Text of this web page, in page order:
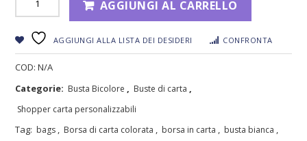
AGGIUNGI AL CARRELLO
AGGIUNGI ALLA LISTA DEI DESIDERI CONFRONTA
COD: N/A
Categorie: Busta Bicolore , Buste di carta ,
Shopper carta personalizzabili
Tag: bags , Borsa di carta colorata , borsa in carta , busta bianca ,